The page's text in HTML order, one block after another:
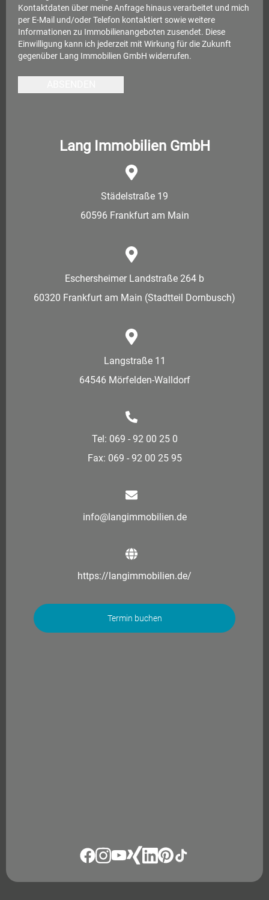
Kontaktdaten über meine Anfrage hinaus verarbeitet und mich
per E-Mail und/oder Telefon kontaktiert sowie weitere
Informationen zu Immobilienangeboten zusendet. Diese
Einwilligung kann ich jederzeit mit Wirkung für die Zukunft
gegenüber Lang Immobilien GmbH widerrufen.
Lang Immobilien GmbH
Städelstraße 19
60596 Frankfurt am Main
Eschersheimer Landstraße 264 b
60320 Frankfurt am Main (Stadtteil Dornbusch)
Langstraße 11
64546 Mörfelden-Walldorf
Tel: 069 - 92 00 25 0
Fax: 069 - 92 00 25 95
info@langimmobilien.de
https://langimmobilien.de/
Termin buchen